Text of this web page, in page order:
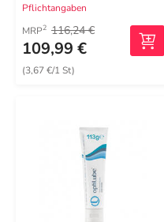
Pflichtangaben
MRP2 116,24 €
109,99 €
(3,67 €/1 St)